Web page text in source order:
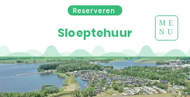
Reserveren
ME
NU
Sloeptehuur